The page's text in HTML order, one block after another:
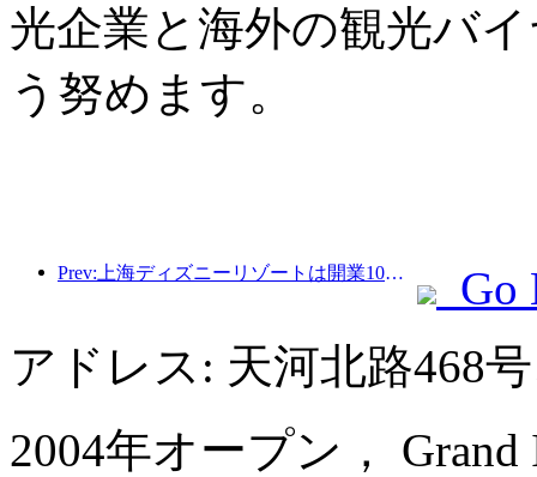
光企業と海外の観光バ
う努めます。
Prev:上海ディズニーリゾートは開業10周年を迎え、これまでに1億人以上の来場者数を記録した。
Go
アドレス: 天河北路468
2004年オープン， Grand